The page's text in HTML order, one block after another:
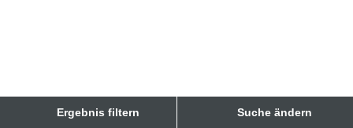
Ergebnis filtern Suche ändern